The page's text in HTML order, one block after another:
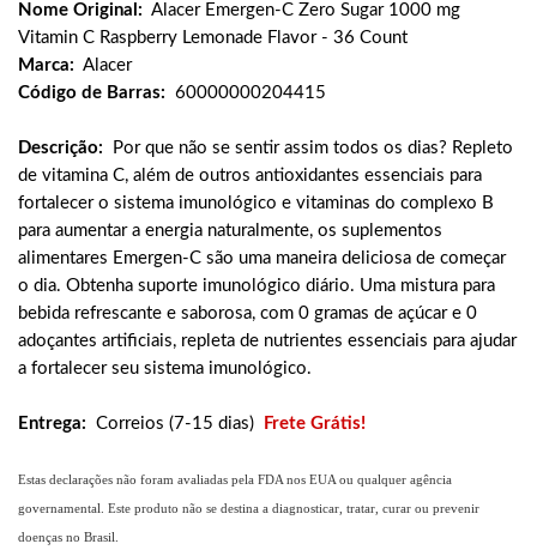
Nome Original: Alacer Emergen-C Zero Sugar 1000 mg
Vitamin C Raspberry Lemonade Flavor - 36 Count
Marca: Alacer
Código de Barras: 60000000204415
Descrição:
Por que não se sentir assim todos os dias? Repleto
de vitamina C, além de outros antioxidantes essenciais para
fortalecer o sistema imunológico e vitaminas do complexo B
para aumentar a energia naturalmente, os suplementos
alimentares Emergen-C são uma maneira deliciosa de começar
o dia. Obtenha suporte imunológico diário. Uma mistura para
bebida refrescante e saborosa, com 0 gramas de açúcar e 0
adoçantes artificiais, repleta de nutrientes essenciais para ajudar
a fortalecer seu sistema imunológico.
Entrega: Correios (7-15 dias) Frete Grátis!
Estas declarações não foram avaliadas pela FDA nos EUA ou qualquer agência
governamental. Este produto não se destina a diagnosticar, tratar, curar ou prevenir
doenças no Brasil.